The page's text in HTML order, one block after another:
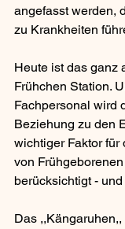
angefasst werden,
zu Krankheiten
Heute ist das ganz
Frühchen Station.
Fachpersonal wird
Beziehung zu den
wichtiger Faktor für
von
berücksichtigt -
Das